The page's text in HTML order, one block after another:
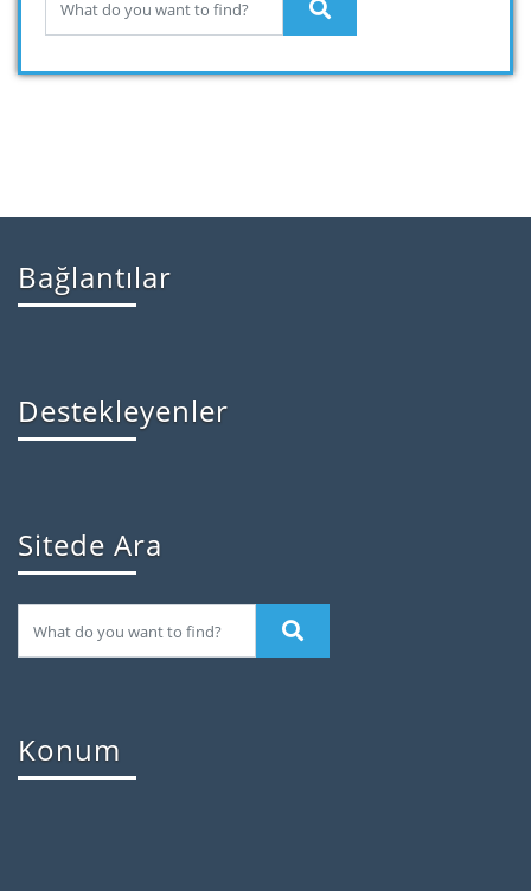
Bağlantılar
Destekleyenler
Sitede Ara
Konum